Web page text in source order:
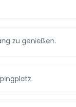
zu genießen.